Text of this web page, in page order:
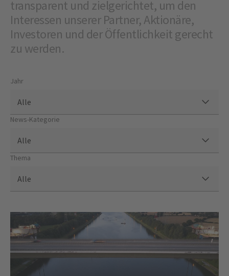
transparent und zielgerichtet, um den
Interessen unserer Partner, Aktionäre,
Investoren und der Öffentlichkeit gerecht
zu werden.
Jahr
Alle
News-Kategorie
Alle
Thema
Alle